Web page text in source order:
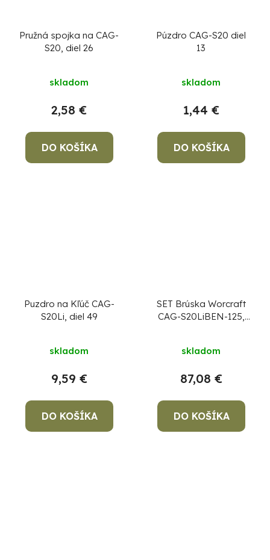
Pružná spojka na CAG-
S20, diel 26
skladom
2,58 €
DO KOŠÍKA
Púzdro CAG-S20 diel
13
skladom
1,44 €
DO KOŠÍKA
Puzdro na Kľúč CAG-
S20Li, diel 49
skladom
9,59 €
DO KOŠÍKA
SET Brúska Worcraft
CAG-S20LiBEN-125,
V Li-ion, bezuhlíková,
1x 2,0 A nabíjačka
skladom
87,08 €
DO KOŠÍKA